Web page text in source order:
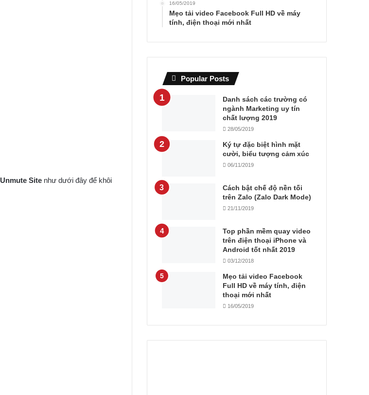
Unmute Site như dưới đây để khôi
16/05/2019
Mẹo tải video Facebook Full HD về máy
tính, điện thoại mới nhất
Popular Posts
Danh sách các trường có
ngành Marketing uy tín
chất lượng 2019
28/05/2019
Ký tự đặc biệt hình mặt
cười, biểu tượng cảm xúc
06/11/2019
Cách bật chế độ nền tối
trên Zalo (Zalo Dark Mode)
21/11/2019
Top phần mềm quay video
trên điện thoại iPhone và
Android tốt nhất 2019
03/12/2018
Mẹo tải video Facebook
Full HD về máy tính, điện
thoại mới nhất
16/05/2019